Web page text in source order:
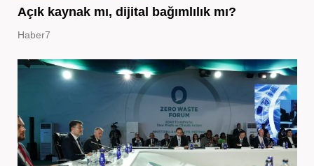
Açık kaynak mı, dijital bağımlılık mı?
Haber7